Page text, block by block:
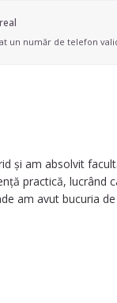
un număr de telefon
și am absolvit
practică, lucrând
am avut bucuria
și 10 ani. Sunt o
sigur și prietenos
de limba